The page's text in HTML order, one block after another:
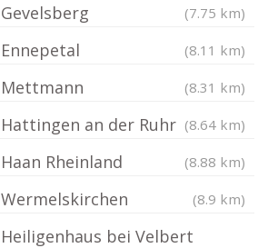
(7.75 km)
(8.11 km)
(8.31 km)
an der Ruhr (8.64 km)
Rheinland (8.88 km)
(8.9 km)
bei Velbert